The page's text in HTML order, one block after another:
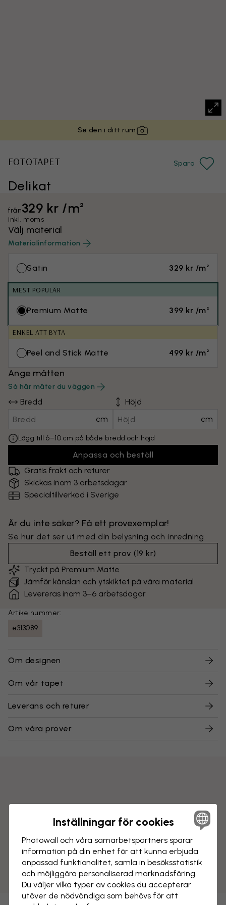
Se den i ditt rum
Delikat
FOTOTAPET Spara
från329 kr /m²
inkl. moms
Välj material
Materialinformation
Satin 329 kr /m²
MEST POPULÄR
Premium Matte 399 kr /m²
ENKEL ATT BYTA
Peel and Stick Matte 499 kr /m²
Ange måtten
Så här mäter du väggen
Bredd
cm
Höjd
cm
Lägg till 6–10 cm på både bredd och höjd
Anpassa och beställ
Gratis frakt och returer
Skickas inom 3 arbetsdagar
Specialtillverkad i Sverige
Är du inte säker? Få ett provexemplar!
Se hur det ser ut med din belysning och inredning.
Beställ ett prov (19 kr)
Tryckt på Premium Matte
Jämför känslan och ytskiktet på våra material
Levereras inom 3–6 arbetsdagar
Artikelnummer:
e313089
Om designen
Om vår tapet
Leverans och returer
Om våra prover
Inställningar för cookies
Photowall och våra samarbets­partners sparar
information på din enhet för att kunna erbjuda
anpassad funktionalitet, samla in besöks­statistik
och möjliggöra personaliserad marknads­föring.
Du väljer vilka typer av cookies du accepterar
utöver de nödvändiga som behövs för att